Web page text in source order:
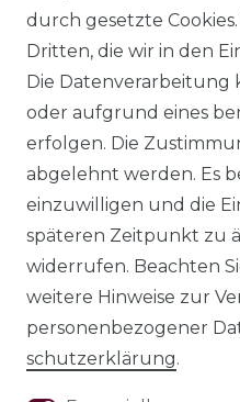
durch gesetzte
Dritten, die wir in den
Die Datenverarbeitung
oder aufgrund eines
erfolgen. Die
abgelehnt werden. Es
einzuwilligen und die
späteren Zeitpunkt zu
widerrufen. Beachten
weitere Hinweise zur
personenbezogener
schutz­erklärung.
Impressum
Daten­schutz­
erklärung